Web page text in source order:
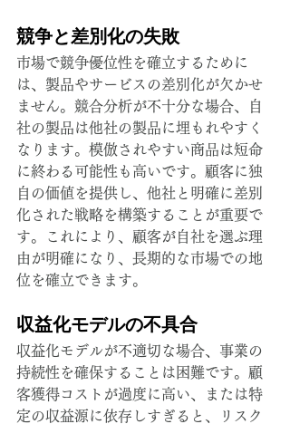
競争と差別化の失敗
市場で競争優位性を確立するために
は、製品やサービスの差別化が欠かせ
ません。競合分析が不十分な場合、自
社の製品は他社の製品に埋もれやすく
なります。模倣されやすい商品は短命
に終わる可能性も高いです。顧客に独
自の価値を提供し、他社と明確に差別
化された戦略を構築することが重要で
す。これにより、顧客が自社を選ぶ理
由が明確になり、長期的な市場での地
位を確立できます。
収益化モデルの不具合
収益化モデルが不適切な場合、事業の
持続性を確保することは困難です。顧
客獲得コストが過度に高い、または特
定の収益源に依存しすぎると、リスク